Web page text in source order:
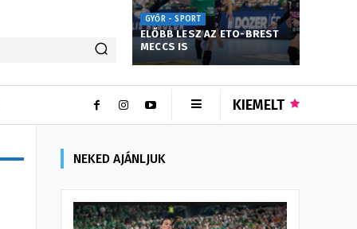
GYŐR - SPORT
ELŐBB LESZ AZ ETO-BREST
MECCS IS
KIEMELT
NEKED AJÁNLJUK